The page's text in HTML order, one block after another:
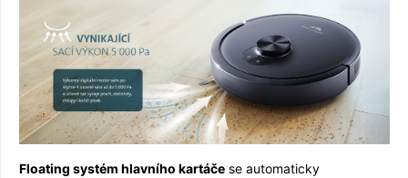
Floating systém hlavního kartáče se automaticky